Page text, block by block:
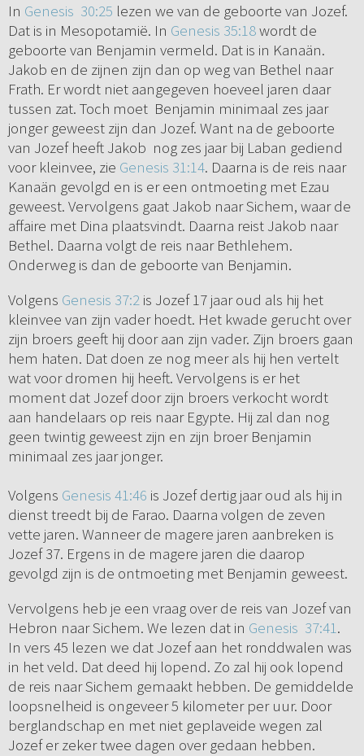
In Genesis 30:25 lezen we van de geboorte van Jozef.
Dat is in Mesopotamië. In Genesis 35:18wordt de
geboorte van Benjamin vermeld. Dat is in Kanaän.
Jakob en de zijnen zijn dan op weg van Bethel naar
Frath. Er wordt niet aangegeven hoeveel jaren daar
tussen zat. Toch moet Benjamin minimaal zes jaar
jonger geweest zijn dan Jozef. Want na de geboorte
van Jozef heeft Jakob nog zes jaar bij Laban gediend
voor kleinvee, zie Genesis 31:14. Daarna is de reis naar
Kanaän gevolgd en is er een ontmoeting met Ezau
geweest. Vervolgens gaat Jakob naar Sichem, waar de
affaire met Dina plaatsvindt. Daarna reist Jakob naar
Bethel. Daarna volgt de reis naar Bethlehem.
Onderweg is dan de geboorte van Benjamin.
Volgens Genesis 37:2is Jozef 17 jaar oud als hij het
kleinvee van zijn vader hoedt. Het kwade gerucht over
zijn broers geeft hij door aan zijn vader. Zijn broers gaan
hem haten. Dat doen ze nog meer als hij hen vertelt
wat voor dromen hij heeft. Vervolgens is er het
moment dat Jozef door zijn broers verkocht wordt
aan handelaars op reis naar Egypte. Hij zal dan nog
geen twintig geweest zijn en zijn broer Benjamin
minimaal zes jaar jonger.
Volgens Genesis 41:46 is Jozef dertig jaar oud als hij in
dienst treedt bij de Farao. Daarna volgen de zeven
vette jaren. Wanneer de magere jaren aanbreken is
Jozef 37. Ergens in de magere jaren die daarop
gevolgd zijn is de ontmoeting met Benjamin geweest.
Vervolgens heb je een vraag over de reis van Jozef van
Hebron naar Sichem. We lezen dat in Genesis 37:41.
In vers 45 lezen we dat Jozef aan het ronddwalen was
in het veld. Dat deed hij lopend. Zo zal hij ook lopend
de reis naar Sichem gemaakt hebben. De gemiddelde
loopsnelheid is ongeveer 5 kilometer per uur. Door
berglandschap en met niet geplaveide wegen zal
Jozef er zeker twee dagen over gedaan hebben.